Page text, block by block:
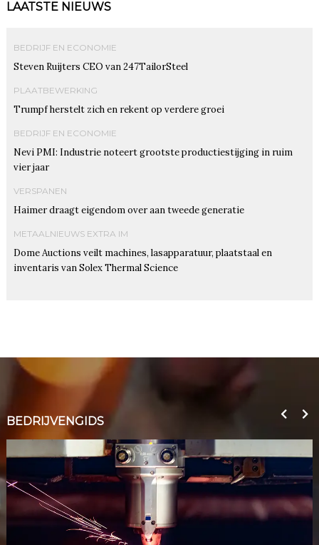
LAATSTE NIEUWS
BEDRIJF EN ECONOMIE
Steven Ruijters CEO van 247TailorSteel
PLAATBEWERKING
Trumpf herstelt zich en rekent op verdere groei
BEDRIJF EN ECONOMIE
Nevi PMI: Industrie noteert grootste productiestijging in ruim
vier jaar
VERSPANEN
Haimer draagt eigendom over aan tweede generatie
METAALNIEUWS EXTRA IM
Dome Auctions veilt machines, lasapparatuur, plaatstaal en
inventaris van Solex Thermal Science
BEDRIJVENGIDS